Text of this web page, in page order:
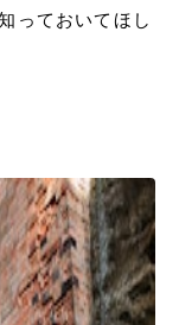
っておいてほし